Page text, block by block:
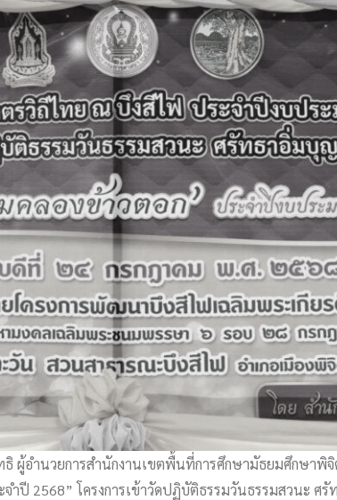
ผู้อำนวยการสำนักงานเขตพื้นที่การศึกษามัธยมศึกษาพิ
ำปี 2568” โครงการเข้าวัดปฏิบัติธรรมวันธรรมสวนะ